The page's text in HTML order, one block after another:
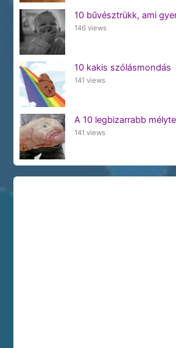
10 bűvésztrükk, ami
146 views
10 kakis szólásmondás
141 views
A 10 legbizarrabb
141 views